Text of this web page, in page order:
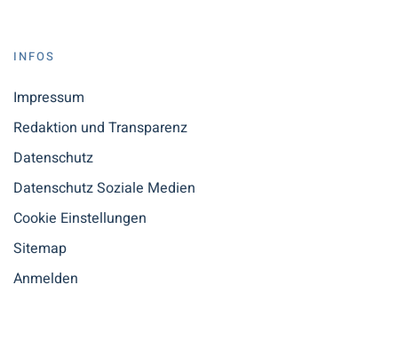
INFOS
Impressum
Redaktion und Transparenz
Datenschutz
Datenschutz Soziale Medien
Cookie Einstellungen
Sitemap
Anmelden